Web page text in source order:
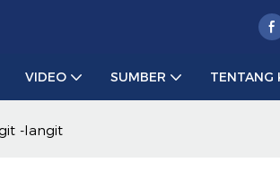
VIDEO SUMBER TENTANG
-langit